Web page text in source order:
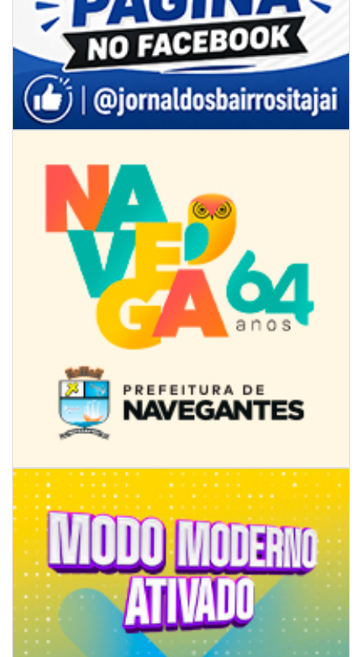
07/08/2026 | 07:00
Ambiental reforça descarte sustentável com envio de 330 quilos de
pilhas à logística reversa
07/08/2026 | 07:00
Jordan Hang leva estratégias de marketing e vendas ao InspiraBQ, em
Brusque
ITAPEMA